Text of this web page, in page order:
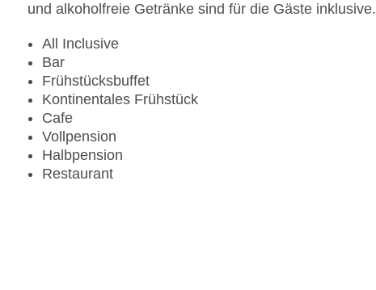
und alkoholfreie Getränke sind für die Gäste inklusive.
All Inclusive
Bar
Frühstücksbuffet
Kontinentales Frühstück
Cafe
Vollpension
Halbpension
Restaurant